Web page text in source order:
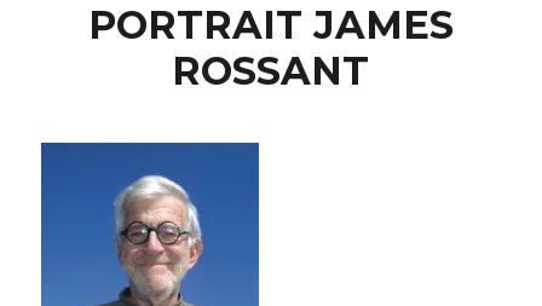
PORTRAIT JAMES
ROSSANT